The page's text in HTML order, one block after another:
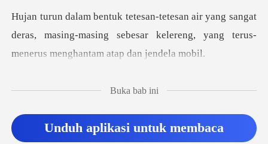
Keluar
sangat
deras, masing-masing sebesar kelereng, yang
Buka bab ini
Unduh aplikasi untuk membaca